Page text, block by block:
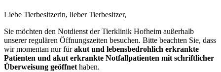
Liebe Tierbesitzerin, lieber Tierbesitzer,
Sie möchten den Notdienst der Tierklinik Hofheim außerhalb
unserer regulären Öffnungszeiten besuchen. Bitte beachten Sie, dass
wir momentan nur fürakut und lebensbedrohlich erkrankte
Patienten und akut erkrankte Notfallpatienten mit schriftlicher
Überweisung geöffnet haben.